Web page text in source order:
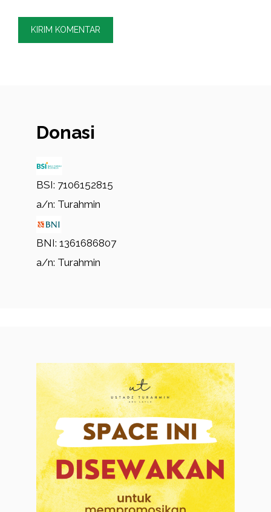
Donasi
BSI: 7106152815
a/n: Turahmin
BNI: 1361686807
a/n: Turahmin